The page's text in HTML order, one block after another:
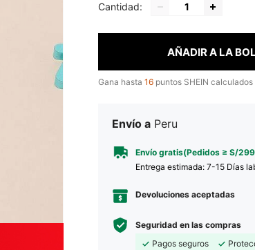
Cantidad:
AÑADIR A LA
Gana hasta 16 puntos SHEIN
Envío a Peru
Envío gratis(Pedidos ≥ S/
Entrega estimada: 7-15 Días
Devoluciones aceptadas
Seguridad en las compras
Pagos seguros